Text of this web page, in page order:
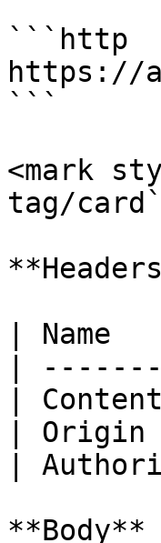
```http
https://
```
<mark
tag/
|
|
|
|
|
**Body**